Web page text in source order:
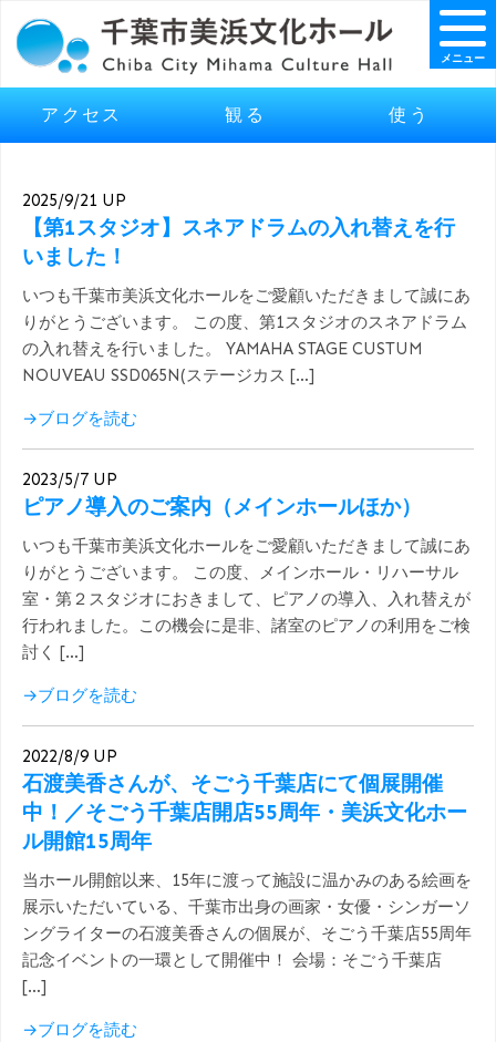
アクセス 観る 使う
メニュー
2025/9/21 UP
【第1スタジオ】スネアドラムの入れ替えを行
いました！
いつも千葉市美浜文化ホールをご愛顧いただきまして誠にあ
りがとうございます。 この度、第1スタジオのスネアドラム
の入れ替えを行いました。 YAMAHA STAGE CUSTUM
NOUVEAU SSD065N(ステージカス […]
→ブログを読む
2023/5/7 UP
ピアノ導入のご案内（メインホールほか）
いつも千葉市美浜文化ホールをご愛顧いただきまして誠にあ
りがとうございます。 この度、メインホール・リハーサル
室・第２スタジオにおきまして、ピアノの導入、入れ替えが
行われました。この機会に是非、諸室のピアノの利用をご検
討く […]
→ブログを読む
2022/8/9 UP
石渡美香さんが、そごう千葉店にて個展開催
中！／そごう千葉店開店55周年・美浜文化ホー
ル開館15周年
当ホール開館以来、15年に渡って施設に温かみのある絵画を
展示いただいている、千葉市出身の画家・女優・シンガーソ
ングライターの石渡美香さんの個展が、そごう千葉店55周年
記念イベントの一環として開催中！ 会場：そごう千葉店
[…]
→ブログを読む